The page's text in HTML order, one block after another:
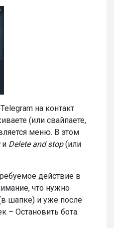
на контакт
(или свайпаете,
меню. В этом
и Delete and stop(или
действие в
что нужно
шапке) и уже после
– Остановить бота.